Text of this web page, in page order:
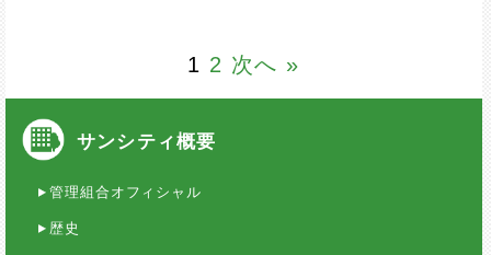
1 2 次へ »
サンシティ概要
管理組合オフィシャル
歴史